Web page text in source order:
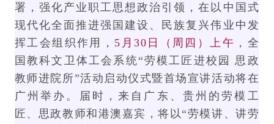
署，强化产业职工思想政治引领，在以中国式
现代化全面推进强国建设、民族复兴伟业中发
挥工会组织作用， 5月30日（周四）上午 ，全
国教科文卫体工会系统“劳模工匠进校园 思政
教师进院所”活动启动仪式暨首场宣讲活动将在
广州举办。届时，来自广东、贵州的劳模工
匠、思政教师和港澳嘉宾，将以“劳模讲、讲劳